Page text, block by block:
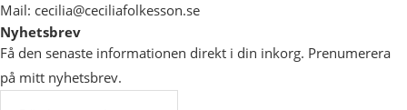
Mail: cecilia@ceciliafolkesson.se
Nyhetsbrev
Få den senaste informationen direkt i din inkorg. Prenumerera
på mitt nyhetsbrev.